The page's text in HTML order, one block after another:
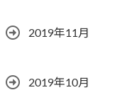
2019年11月
2019年10月